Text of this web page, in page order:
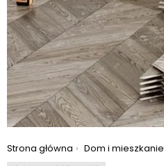
You are here:
Strona główna Dom i mieszkanie